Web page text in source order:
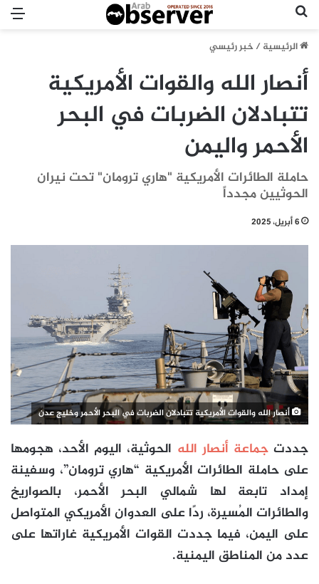
الرئيسية/خبر رئيسي
أنصار الله والقوات الأمريكية
تتبادلان الضربات في البحر
الأحمر واليمن
حاملة الطائرات الأمريكية "هاري ترومان" تحت نيران
الحوثيين مجدداً
6 أبريل، 2025
أنصار الله والقوات الأمريكية تتبادلان الضربات في البحر الأحمر وخليج عدن
جددتجماعة أنصار الله الحوثية، اليوم الأحد، هجومها
على حاملة الطائرات الأمريكية “هاري ترومان”، وسفينة
إمداد تابعة لها شمالي البحر الأحمر، بالصواريخ
والطائرات المُسيرة، ردًا على العدوان الأمريكي المتواصل
على اليمن، فيما جددت القوات الأمريكية غاراتها على
عدد من المناطق اليمنية.